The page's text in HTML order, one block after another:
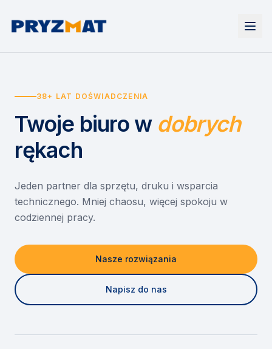
Urządzenia
Drukarki i urządzenia wielofunkcyjne
Etykiety i identyfikacja
Skanery i obieg dokumentów
Monitory interaktywne
Niszczarki dokumentów
Wynajem drukarek
Wynajem urządzeń biurowych
Asystent druku
EZD RP
Misja szkoła
Serwis
O nas
Kontakt
38+ LAT DOŚWIADCZENIA
Twoje biuro w dobrych
rękach
Jeden partner dla sprzętu, druku i wsparcia
technicznego. Mniej chaosu, więcej spokoju w
codziennej pracy.
Nasze rozwiązania
Napisz do nas